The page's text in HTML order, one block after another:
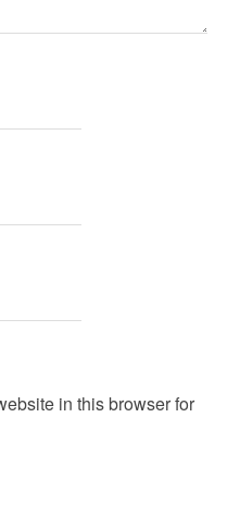
in this browser for